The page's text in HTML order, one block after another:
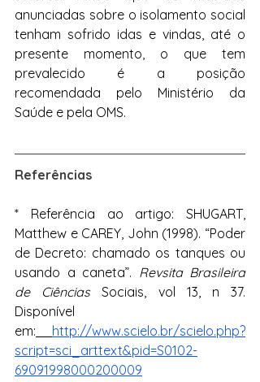
anunciadas sobre o isolamento social
tenham sofrido idas e vindas, até o
presente momento, o que tem
prevalecido é a posição
recomendada pelo Ministério da
Saúde e pela OMS.
Referências
* Referência ao artigo: SHUGART,
Matthew e CAREY, John (1998). “Poder
de Decreto: chamado os tanques ou
usando a caneta”. Revsita Brasileira
de Ciências Sociais, vol 13, n 37.
Disponível
em:
http://www.scielo.br/scielo.php?
script=sci_arttext&pid=S0102-
69091998000200009